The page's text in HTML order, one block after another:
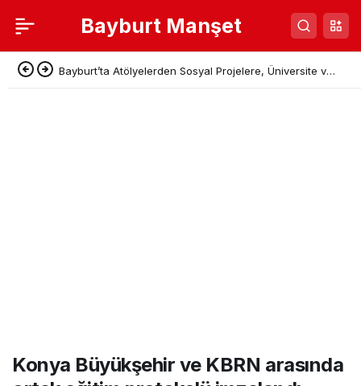
Bayburt Manşet
Bayburt’ta Atölyelerden Sosyal Projelere, Üniversite ve
Konya Büyükşehir ve KBRN arasında